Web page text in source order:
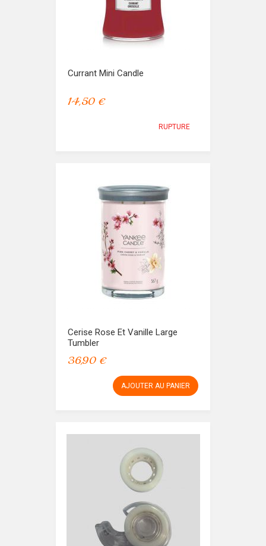
Currant Mini Candle
14,50 €
RUPTURE
Cerise Rose Et Vanille Large
Tumbler
36,90 €
AJOUTER AU PANIER